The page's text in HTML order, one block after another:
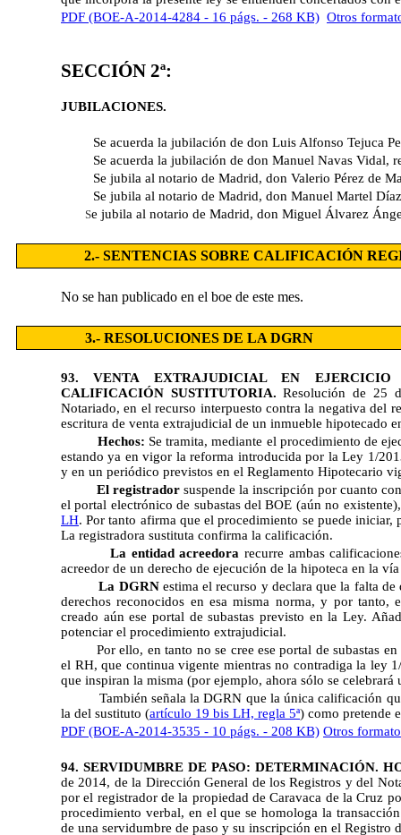
PDF (BOE-A-2014-4284 - 16 págs. - 268 KB) Otros
SECCIÓN 2ª:
JUBILACIONES.
Se acuerda la jubilación de don Luis Alfonso Tejuca
Se acuerda la jubilación de don Manuel Navas Vidal,
Se jubila al notario de Madrid, don Valerio Pérez de
Se jubila al notario de Madrid, don Manuel Martel
Se jubila al notario de Madrid, don Miguel Álvarez
2.- SENTENCIAS SOBRE CALIFICACIÓN
No se han publicado en el boe de este mes.
3.- RESOLUCIONES DE LA DGRN
93. VENTA EXTRAJUDICIAL EN EJERCICIO
CALIFICACIÓN SUSTITUTORIA. Resolución de 25
Notariado, en el recurso interpuesto contra la negativa del
escritura de venta extrajudicial de un inmueble hipotecado
Hechos: Se tramita, mediante el procedimiento de
estando ya en vigor la reforma introducida por la Ley 1/
y en un periódico previstos en el Reglamento Hipotecario
El registrador suspende la inscripción por cuanto
el portal electrónico de subastas del BOE (aún no
LH. Por tanto afirma que el procedimiento se puede iniciar,
La registradora sustituta confirma la calificación.
La entidad acreedora recurre ambas
acreedor de un derecho de ejecución de la hipoteca en la
La DGRNestima el recurso y declara que la falta
derechos reconocidos en esa misma norma, y por tanto,
creado aún ese portal de subastas previsto en la Ley.
potenciar el procedimiento extrajudicial.
Por ello, en tanto no se cree ese portal de subastas
el RH, que continua vigente mientras no contradiga la ley
que inspiran la misma (por ejemplo, ahora sólo se celebrará
También señala la DGRN que la única calificación
la del sustituto (artículo 19 bis LH, regla 5ª) como pretende
PDF (BOE-A-2014-3535 - 10 págs. - 208 KB) Otros
94. SERVIDUMBRE DE PASO: DETERMINACIÓN.
de 2014, de la Dirección General de los Registros y del
por el registrador de la propiedad de Caravaca de la Cruz
procedimiento verbal, en el que se homologa la
de una servidumbre de paso y su inscripción en el Registro